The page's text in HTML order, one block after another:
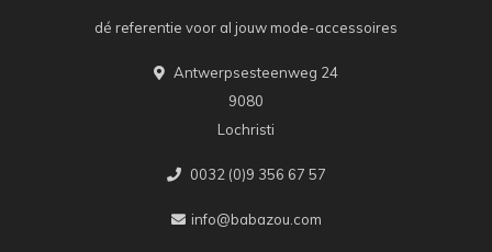
dé referentie voor al jouw mode-accessoires
Antwerpsesteenweg 24
9080
Lochristi
0032 (0)9 356 67 57
info@babazou.com